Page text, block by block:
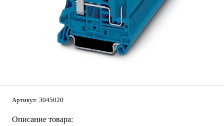
Артикул: 3045020
Описание товара: